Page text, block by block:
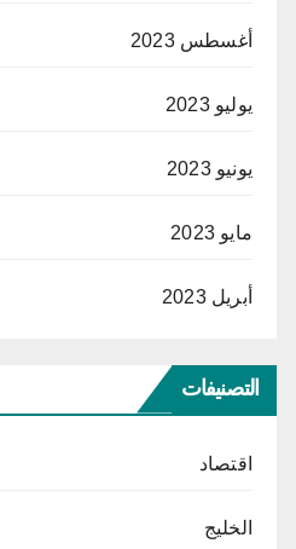
أغسطس 2023
يوليو 2023
يونيو 2023
مايو 2023
أبريل 2023
التصنيفات
اقتصاد
الخليج